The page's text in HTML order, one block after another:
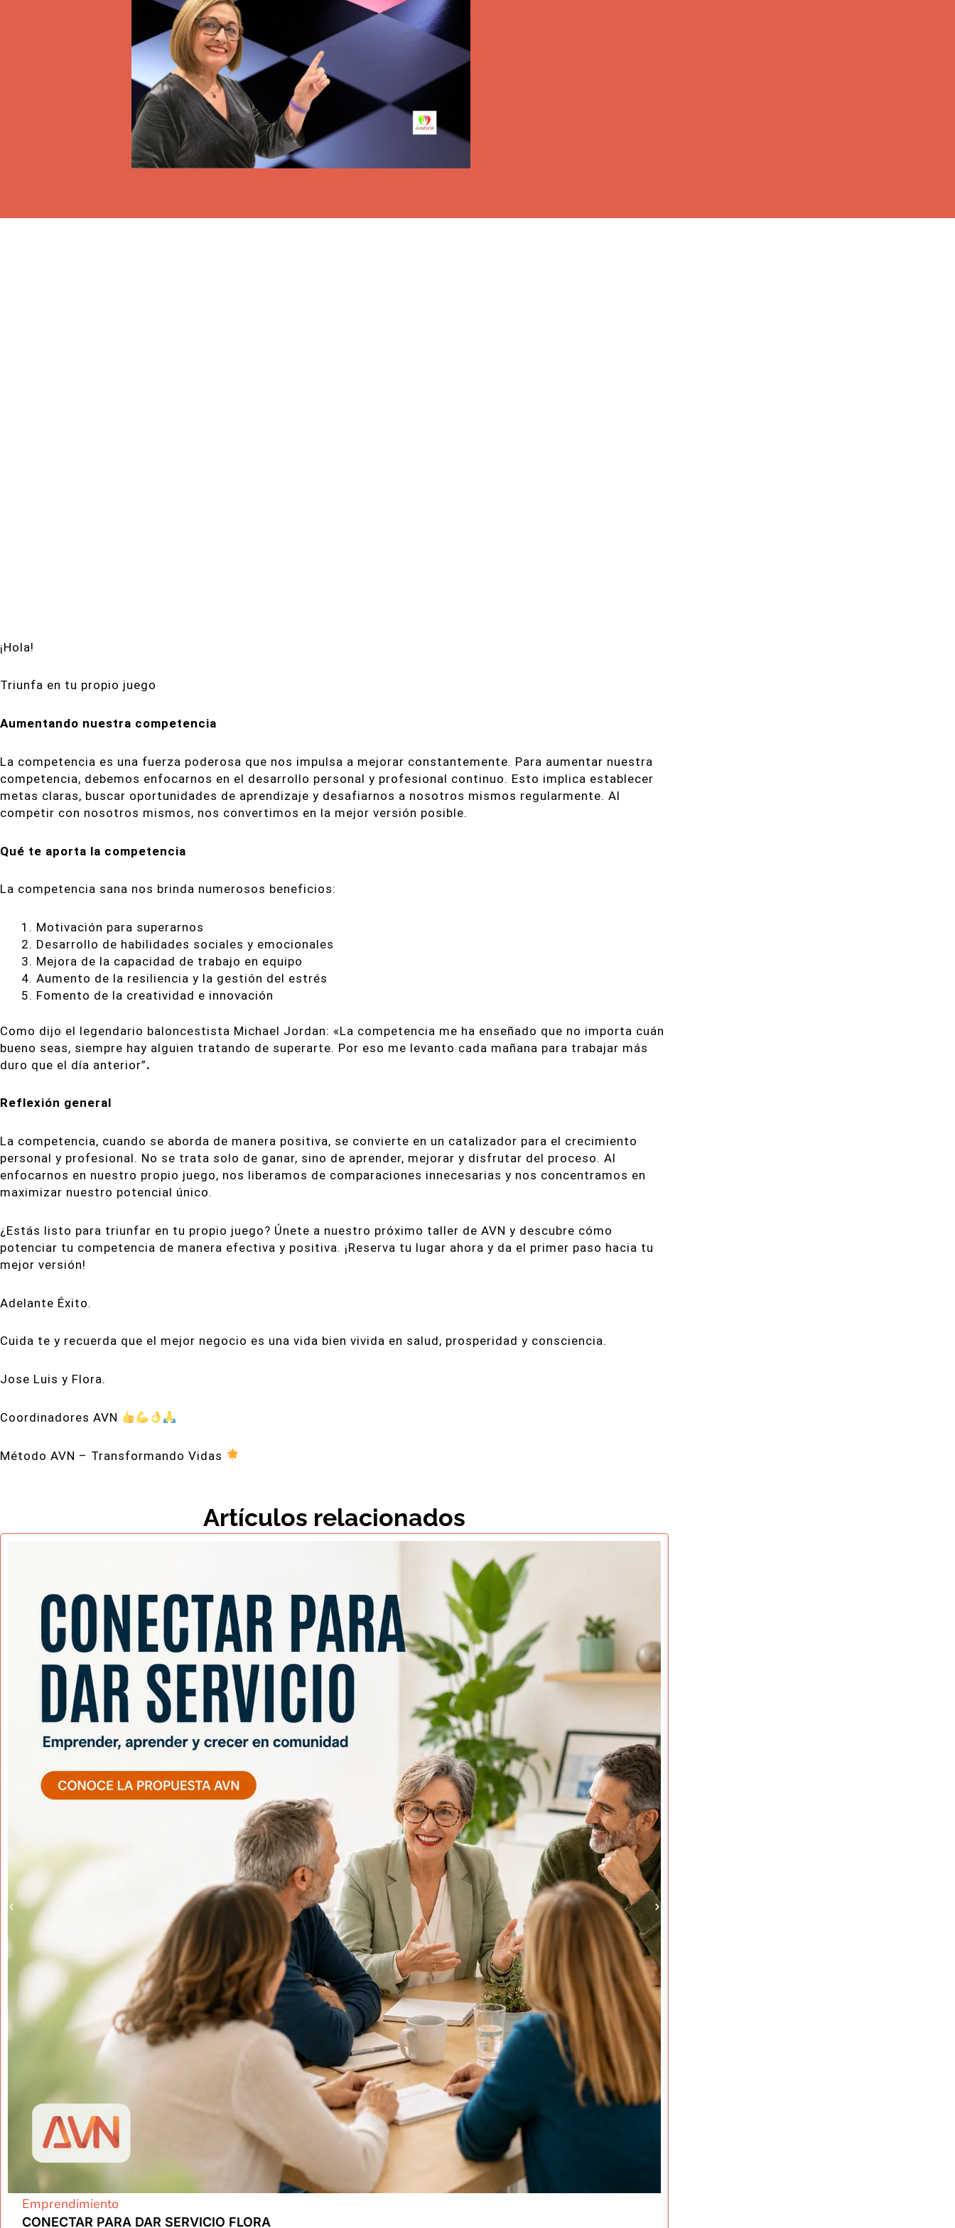
¡Hola!
Triunfa en tu propio juego
Aumentando nuestra competencia
La competencia es una fuerza poderosa que nos impulsa a mejorar constantemente. Para aumentar nuestra
competencia, debemos enfocarnos en el desarrollo personal y profesional continuo. Esto implica establecer
metas claras, buscar oportunidades de aprendizaje y desafiarnos a nosotros mismos regularmente. Al
competir con nosotros mismos, nos convertimos en la mejor versión posible.
Qué te aporta la competencia
La competencia sana nos brinda numerosos beneficios:
Motivación para superarnos
Desarrollo de habilidades sociales y emocionales
Mejora de la capacidad de trabajo en equipo
Aumento de la resiliencia y la gestión del estrés
Fomento de la creatividad e innovación
Como dijo el legendario baloncestista Michael Jordan: «La competencia me ha enseñado que no importa cuán
bueno seas, siempre hay alguien tratando de superarte. Por eso me levanto cada mañana para trabajar más
duro que el día anterior”.
Reflexión general
La competencia, cuando se aborda de manera positiva, se convierte en un catalizador para el crecimiento
personal y profesional. No se trata solo de ganar, sino de aprender, mejorar y disfrutar del proceso. Al
enfocarnos en nuestro propio juego, nos liberamos de comparaciones innecesarias y nos concentramos en
maximizar nuestro potencial único.
¿Estás listo para triunfar en tu propio juego? Únete a nuestro próximo taller de AVN y descubre cómo
potenciar tu competencia de manera efectiva y positiva. ¡Reserva tu lugar ahora y da el primer paso hacia tu
mejor versión!
Adelante Éxito.
Cuida te y recuerda que el mejor negocio es una vida bien vivida en salud, prosperidad y consciencia.
Jose Luis y Flora.
Coordinadores AVN
Método AVN – Transformando Vidas
Artículos relacionados
Emprendimiento
CONECTAR PARA DAR SERVICIO FLORA